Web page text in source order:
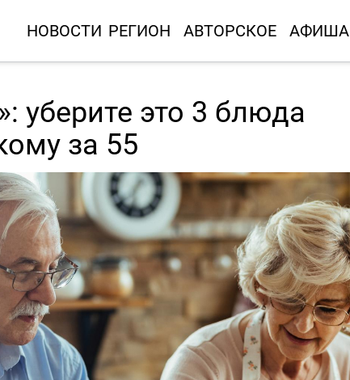
НОВОСТИ РЕГИОН АВТОРСКОЕ АФИША
уберите это 3 блюда
за 55